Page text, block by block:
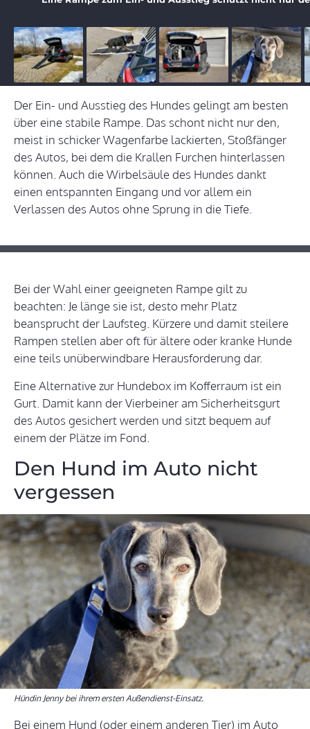
Der Ein- und Ausstieg des Hundes gelingt am besten
über eine stabile Rampe. Das schont nicht nur den,
meist in schicker Wagenfarbe lackierten, Stoßfänger
des Autos, bei dem die Krallen Furchen hinterlassen
können. Auch die Wirbelsäule des Hundes dankt
einen entspannten Eingang und vor allem ein
Verlassen des Autos ohne Sprung in die Tiefe.
Bei der Wahl einer geeigneten Rampe gilt zu
beachten: Je länge sie ist, desto mehr Platz
beansprucht der Laufsteg. Kürzere und damit steilere
Rampen stellen aber oft für ältere oder kranke Hunde
eine teils unüberwindbare Herausforderung dar.
Eine Alternative zur Hundebox im Kofferraum ist ein
Gurt. Damit kann der Vierbeiner am Sicherheitsgurt
des Autos gesichert werden und sitzt bequem auf
einem der Plätze im Fond.
Den Hund im Auto nicht
vergessen
Hündin Jenny bei ihrem ersten Außendienst-Einsatz.
Bei einem Hund (oder einem anderen Tier) im Auto